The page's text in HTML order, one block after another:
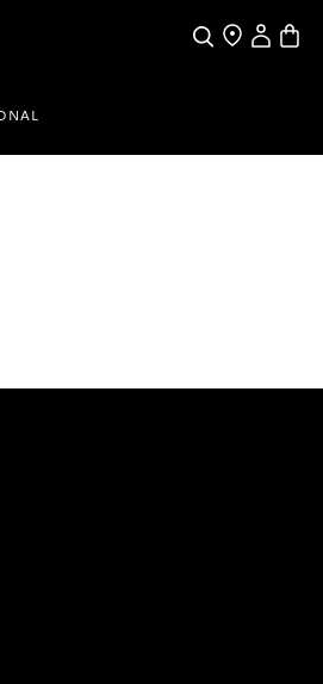
SucheHändlersuche